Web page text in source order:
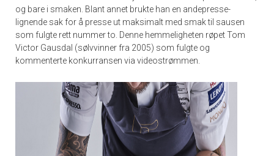
og bare i smaken. Blant annet brukte han en andepresse-
lignende sak for å presse ut maksimalt med smak til sausen
som fulgte rett nummer to. Denne hemmeligheten røpet Tom
Victor Gausdal (sølvvinner fra 2005) som fulgte og
kommenterte konkurransen via videostrømmen.